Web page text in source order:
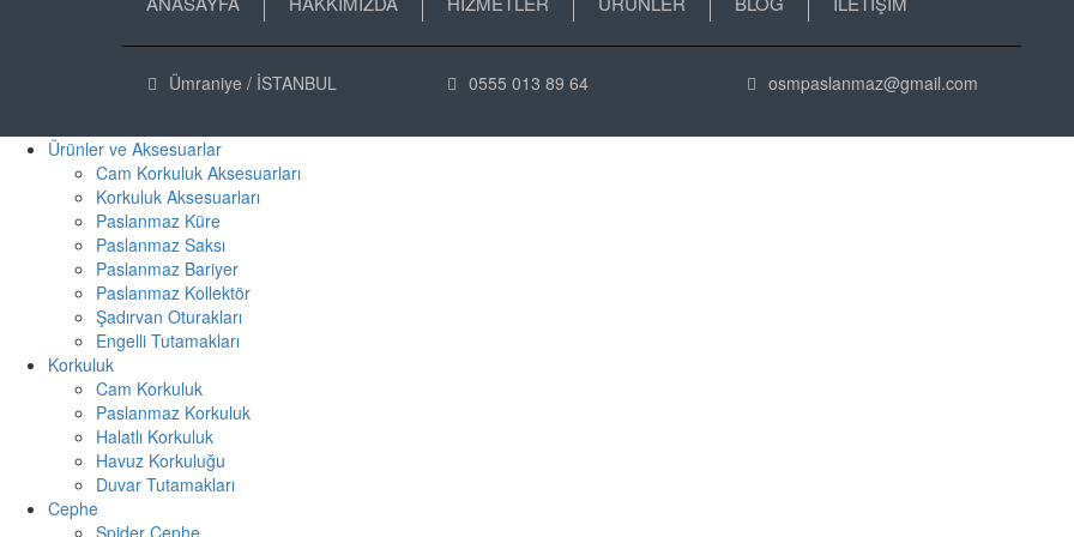
 Ümraniye / İSTANBUL  0555 013 89 64  osmpaslanmaz@gmail.com
Ürünler ve Aksesuarlar
Cam Korkuluk Aksesuarları
Korkuluk Aksesuarları
Paslanmaz Küre
Paslanmaz Saksı
Paslanmaz Bariyer
Paslanmaz Kollektör
Şadırvan Oturakları
Engelli Tutamakları
Korkuluk
Cam Korkuluk
Paslanmaz Korkuluk
Halatlı Korkuluk
Havuz Korkuluğu
Duvar Tutamakları
Cephe
Spider Cephe